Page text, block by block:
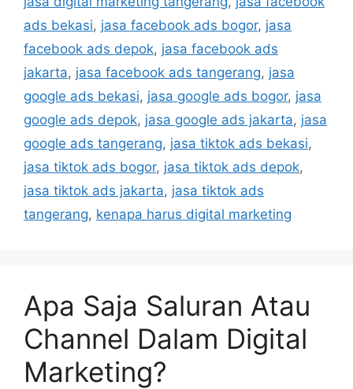
ads bekasi, jasa facebook ads bogor, jasa
facebook ads depok, jasa facebook ads
jakarta, jasa facebook ads tangerang, jasa
google ads bekasi, jasa google ads bogor, jasa
google ads depok, jasa google ads jakarta, jasa
google ads tangerang, jasa tiktok ads bekasi,
jasa tiktok ads bogor, jasa tiktok ads depok,
jasa tiktok ads jakarta, jasa tiktok ads
tangerang, kenapa harus digital marketing
Apa Saja Saluran Atau
Channel Dalam Digital
Marketing?